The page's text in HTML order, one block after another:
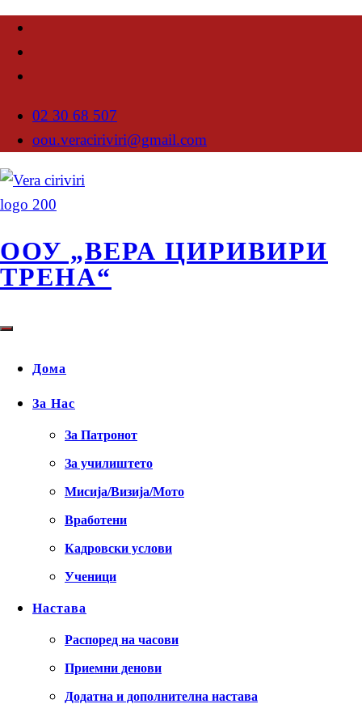
02 30 68 507
oou.veraciriviri@gmail.com
ООУ „ВЕРА ЦИРИВИРИ
ТРЕНА“
Дома
За Нас
За Патронот
За училиштето
Мисија/Визија/Мото
Вработени
Кадровски услови
Ученици
Настава
Распоред на часови
Приемни денови
Додатна и дополнителна настава